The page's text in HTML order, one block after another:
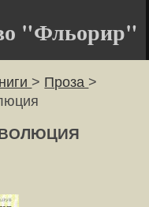
"Фльорир"
> Проза >